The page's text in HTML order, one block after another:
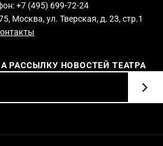
+7 (495) 699-72-24
Москва, ул. Тверская, д. 23, стр.1
РАССЫЛКУ НОВОСТЕЙ ТЕАТРА